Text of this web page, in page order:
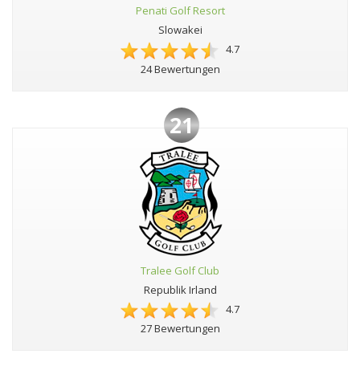
Penati Golf Resort
Slowakei
4.7
24 Bewertungen
21
Tralee Golf Club
Republik Irland
4.7
27 Bewertungen